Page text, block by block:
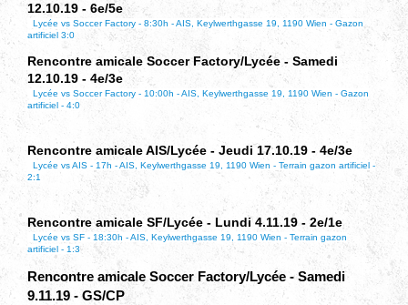
12.10.19 - 6e/5e
Lycée vs Soccer Factory - 8:30h - AIS, Keylwerthgasse 19, 1190 Wien - Gazon
artificiel 3:0
Rencontre amicale Soccer Factory/Lycée - Samedi
12.10.19 - 4e/3e
Lycée vs Soccer Factory - 10:00h - AIS, Keylwerthgasse 19, 1190 Wien - Gazon
artificiel - 4:0
Rencontre amicale AIS/Lycée - Jeudi 17.10.19 - 4e/3e
Lycée vs AIS - 17h - AIS, Keylwerthgasse 19, 1190 Wien - Terrain gazon artificiel -
2:1
Rencontre amicale SF/Lycée - Lundi 4.11.19 - 2e/1e
Lycée vs SF - 18:30h - AIS, Keylwerthgasse 19, 1190 Wien - Terrain gazon
artificiel - 1:3
Rencontre amicale Soccer Factory/Lycée - Samedi
9.11.19 - GS/CP